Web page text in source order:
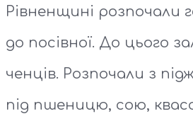
Рівненщині розпочали
до посівної. До цього
ченців. Розпочали з
під пшеницю, сою,